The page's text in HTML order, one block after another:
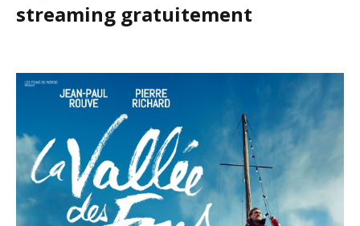
streaming gratuitement